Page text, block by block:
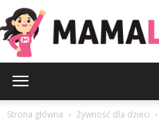
Strona główna Żywność dla dzieci